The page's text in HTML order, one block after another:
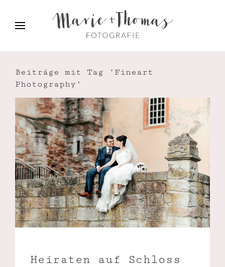
Beiträge mit Tag ‘Fineart
Photography’
Heiraten auf Schloss